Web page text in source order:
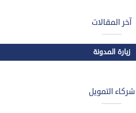
آخر المقالات
زيارة المدونة
شركاء التمويل